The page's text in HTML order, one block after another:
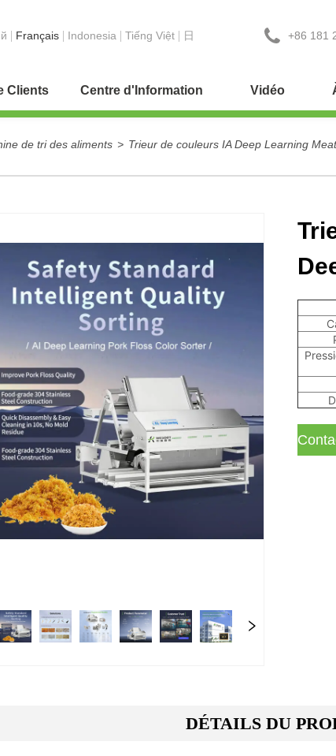
+86 181
Français Indonesia Tiếng Việt
日
Clients Centre d'Information Vidéo
de tri des aliments > Trieur de couleurs IA Deep Learning
DÉTAILS DU